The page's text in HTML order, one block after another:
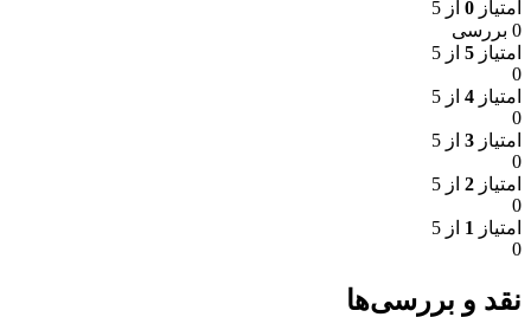
امتیاز 0 از 5
0 بررسی
امتیاز 5 از 5
0
امتیاز 4 از 5
0
امتیاز 3 از 5
0
امتیاز 2 از 5
0
امتیاز 1 از 5
0
نقد و بررسی‌ها